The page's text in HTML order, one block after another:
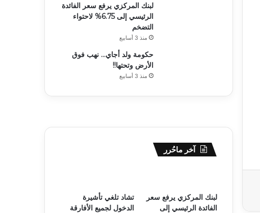
لبنك المركزي يرفع سعر الفائدة
الرئيسي إلى 6.75% لاحتواء
التضخم
منذ 3 أسابيع
حكومة ولد أجاي… نهب فوق
الأرض وتحتها!!
منذ 3 أسابيع
آخر ماحُرر
لبنك المركزي يرفع سعر
الفائدة الرئيسي إلى
تشاد تلغي تأشيرة
الدخول لجميع الأفارقة